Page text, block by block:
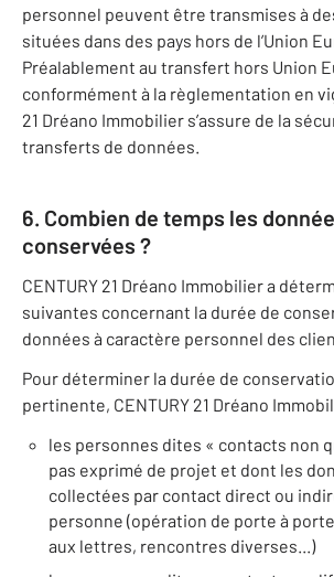
personnel peuvent être transmises à
situées dans des pays hors de l’Union
Préalablement au transfert hors Union
conformément à la règlementation en
21 Dréano Immobilier s’assure de la
transferts de données.
6. Combien de temps les
conservées ?
CENTURY 21 Dréano Immobilier a
suivantes concernant la durée de
données à caractère personnel des
Pour déterminer la durée de
pertinente, CENTURY 21 Dréano
les personnes dites « contacts non
pas exprimé de projet et dont les
collectées par contact direct ou
personne (opération de porte à
aux lettres, rencontres diverses...)